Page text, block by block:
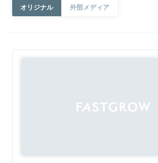
オリジナル 外部メディア